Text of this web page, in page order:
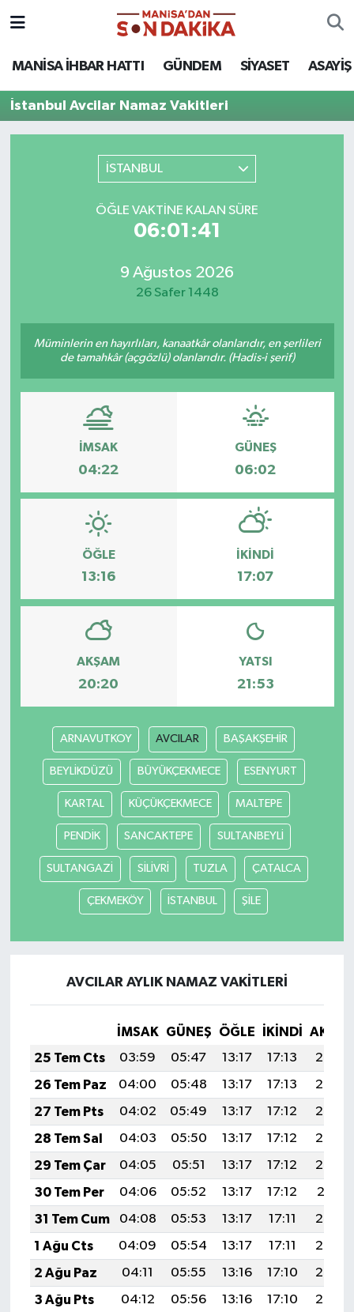
MANİSA İHBAR HATTI GÜNDEM SİYASET ASAYİŞ
İstanbul Avcilar Namaz Vakitleri
İSTANBUL
ÖĞLE VAKTINE KALAN SÜRE
06:01:41
9 Ağustos 2026
26 Safer 1448
Müminlerin en hayırlıları, kanaatkâr olanlarıdır, en şerlileri
de tamahkâr (açgözlü) olanlarıdır. (Hadis-i şerif)
İMSAK
04:22
GÜNEŞ
06:02
ÖĞLE
13:16
İKINDI
17:07
AKŞAM
20:20
YATSI
21:53
ARNAVUTKOY AVCILAR BAŞAKŞEHİR
BEYLİKDÜZÜ BÜYÜKÇEKMECE ESENYURT
KARTAL KÜÇÜKÇEKMECE MALTEPE
PENDİK SANCAKTEPE SULTANBEYLİ
SULTANGAZİ SİLİVRİ TUZLA ÇATALCA
ÇEKMEKÖY İSTANBUL ŞİLE
AVCILAR AYLIK NAMAZ VAKITLERI
İMSAK GÜNEŞ ÖĞLE İKINDI
25 Tem Cts
03:59 05:47 13:17 17:13
20:36
26 Tem Paz
04:00 05:48 13:17 17:13
20:35
27 Tem Pts
04:02 05:49 13:17 17:12
20:34
28 Tem Sal
04:03 05:50 13:17 17:12
20:33
29 Tem Çar
04:05 05:51 13:17 17:12
20:32
30 Tem Per
04:06 05:52 13:17 17:12
20:31
31 Tem Cum
04:08 05:53 13:17 17:11
20:30
1 Ağu Cts
04:09 05:54 13:17 17:11
20:29
2 Ağu Paz
04:11 05:55 13:16 17:10
20:28
3 Ağu Pts
04:12 05:56 13:16 17:10
20:27
ASAYİŞ
GÜNDEM
MAGAZİN
MANİSA'DA TRAFİK
YAŞAM
GİZLİLİK SÖZLEŞMESİ
İLETİŞİM
Hava Durumu
Trafik Durumu
Tüm Manşetler
Son Dakika Haberleri